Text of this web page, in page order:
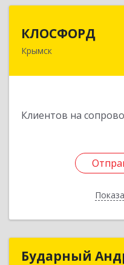
КЛОСФОРД
Крымск
Клиентов на
353380,
Бударный